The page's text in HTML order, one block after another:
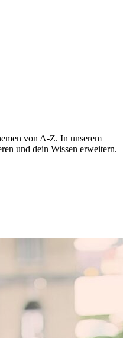
von A-Z. In unserem
und dein Wissen erweitern.